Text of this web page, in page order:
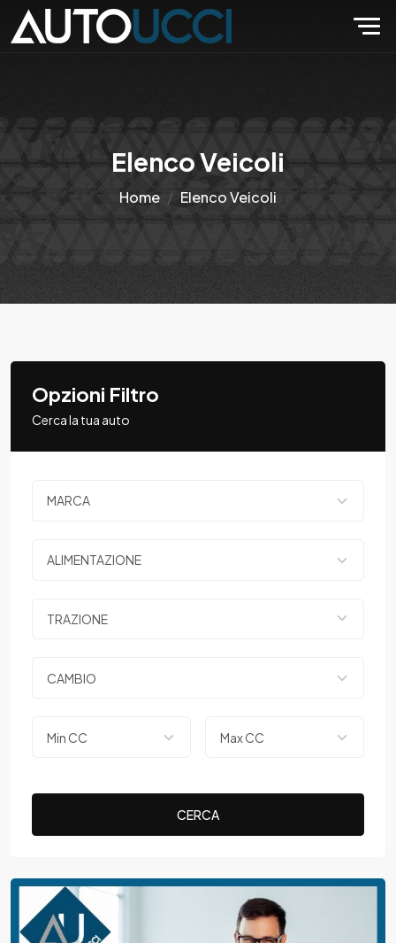
Elenco Veicoli
Home Elenco Veicoli
Opzioni Filtro
Cerca la tua auto